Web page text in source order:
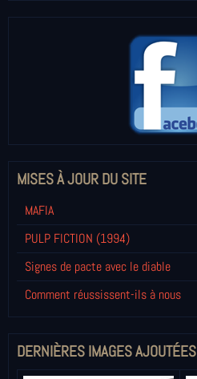
MISES À JOUR DU SITE
MAFIA
PULP FICTION (1994)
Signes de pacte avec le diable
Comment réussissent-ils à nous
DERNIÈRES IMAGES AJOUTÉES